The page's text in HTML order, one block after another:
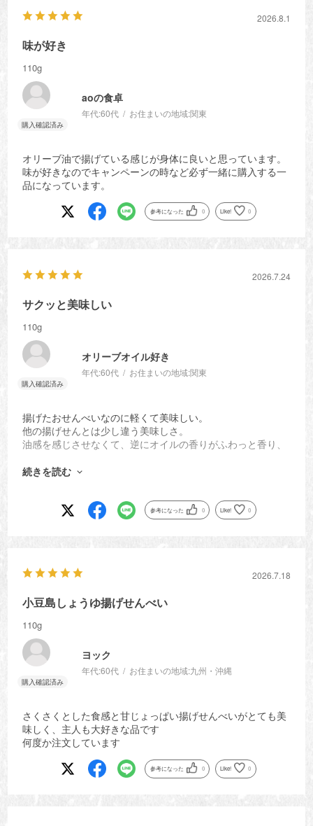
2026.8.1
味が好き
110g
aoの食卓
年代:60代 お住まいの地域:関東
オリーブ油で揚げている感じが身体に良いと思っています。
味が好きなのでキャンペーンの時など必ず一緒に購入する一
品になっています。
参考になった 0 Like! 0
2026.7.24
サクッと美味しい
110g
オリーブオイル好き
年代:60代 お住まいの地域:関東
揚げたおせんべいなのに軽くて美味しい。
他の揚げせんとは少し違う美味しさ。
油感を感じさせなくて、逆にオイルの香りがふわっと香り、
個包装じゃないけど、小ぶりな一袋なので、香りがいいうち
買いました。
続きを読む
参考になった 0 Like! 0
2026.7.18
小豆島しょうゆ揚げせんべい
110g
ヨック
年代:60代 お住まいの地域:九州・沖縄
さくさくとした食感と甘じょっぱい揚げせんべいがとても美
味しく、主人も大好きな品です
何度か注文しています
参考になった 0 Like! 0